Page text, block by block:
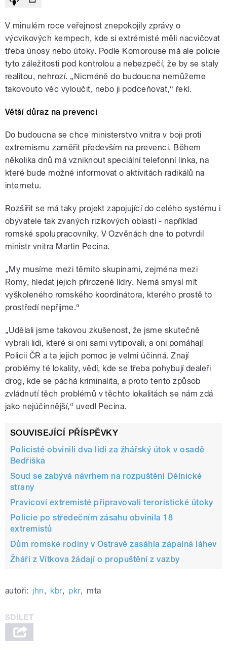
V minulém roce veřejnost znepokojily zprávy o
výcvikových kempech, kde si extrémisté měli nacvičovat
třeba únosy nebo útoky. Podle Komorouse má ale policie
tyto záležitosti pod kontrolou a nebezpečí, že by se staly
realitou, nehrozí. „Nicméně do budoucna nemůžeme
takovouto věc vyloučit, nebo ji podceňovat,“ řekl.
Větší důraz na prevenci
Do budoucna se chce ministerstvo vnitra v boji proti
extremismu zaměřit především na prevenci. Během
několika dnů má vzniknout speciální telefonní linka, na
které bude možné informovat o aktivitách radikálů na
internetu.
Rozšířit se má taky projekt zapojující do celého systému i
obyvatele tak zvaných rizikových oblastí - například
romské spolupracovníky. V Ozvěnách dne to potvrdil
ministr vnitra Martin Pecina.
„My musíme mezi těmito skupinami, zejména mezi
Romy, hledat jejich přirozené lídry. Nemá smysl mít
vyškoleného romského koordinátora, kterého prostě to
prostředí nepřijme.“
„Udělali jsme takovou zkušenost, že jsme skutečně
vybrali lidi, které si oni sami vytipovali, a oni pomáhají
Policii ČR a ta jejich pomoc je velmi účinná. Znají
problémy té lokality, vědí, kde se třeba pohybují dealeři
drog, kde se páchá kriminalita, a proto tento způsob
zvládnutí těch problémů v těchto lokalitách se nám zdá
jako nejúčinnější,“ uvedl Pecina.
SOUVISEJÍCÍ PŘÍSPĚVKY
Policisté obvinili dva lidi za žhářský útok v osadě
Bedřiška
Soud se zabývá návrhem na rozpuštění Dělnické
strany
Pravicoví extremisté připravovali teroristické útoky
Policie po středečním zásahu obvinila 18
extremistů
Dům romské rodiny v Ostravě zasáhla zápalná láhev
Žháři z Vítkova žádají o propuštění z vazby
autoři: jhn, kbr, pkr, mta